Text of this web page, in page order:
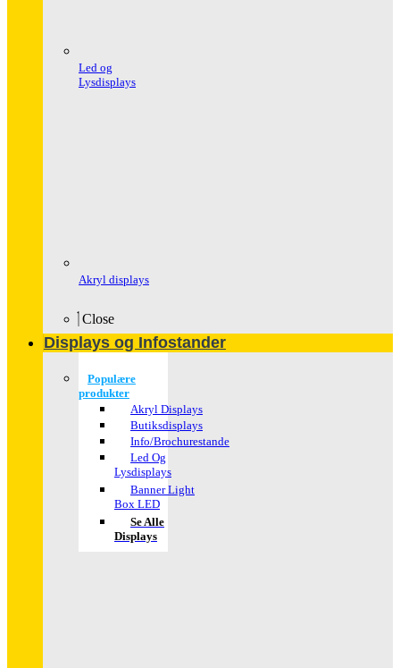
Led og
Lysdisplays
Akryl displays
Close
Displays og Infostander
Populære
produkter
Akryl Displays
Butiksdisplays
Info/Brochurestande
Led Og
Lysdisplays
Banner Light
Box LED
Se Alle
Displays